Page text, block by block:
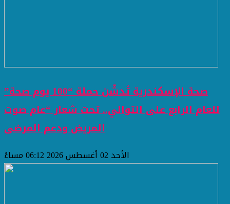
صحة الإسكندرية تُدشّن حملة “100 يوم صحة”
للعام الرابع على التوالي.. تحت شعار “عام صوت
المريض ودعم المرضى
الأحد 02 أغسطس 2026 06:12 مساءً